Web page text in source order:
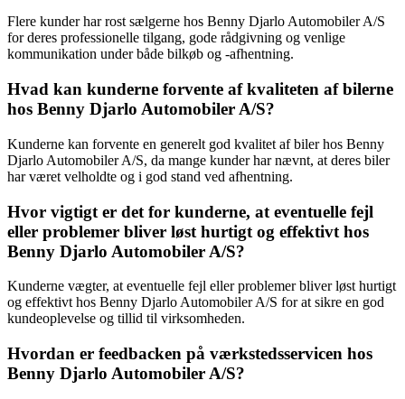
Flere kunder har rost sælgerne hos Benny Djarlo Automobiler A/S
for deres professionelle tilgang, gode rådgivning og venlige
kommunikation under både bilkøb og -afhentning.
Hvad kan kunderne forvente af kvaliteten af bilerne
hos Benny Djarlo Automobiler A/S?
Kunderne kan forvente en generelt god kvalitet af biler hos Benny
Djarlo Automobiler A/S, da mange kunder har nævnt, at deres biler
har været velholdte og i god stand ved afhentning.
Hvor vigtigt er det for kunderne, at eventuelle fejl
eller problemer bliver løst hurtigt og effektivt hos
Benny Djarlo Automobiler A/S?
Kunderne vægter, at eventuelle fejl eller problemer bliver løst hurtigt
og effektivt hos Benny Djarlo Automobiler A/S for at sikre en god
kundeoplevelse og tillid til virksomheden.
Hvordan er feedbacken på værkstedsservicen hos
Benny Djarlo Automobiler A/S?